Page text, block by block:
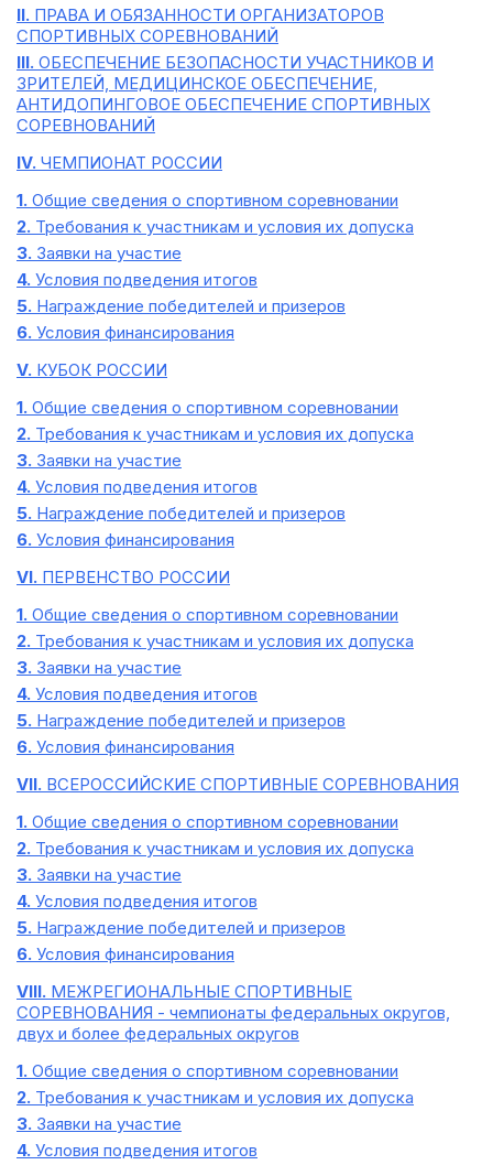
II. ПРАВА И ОБЯЗАННОСТИ ОРГАНИЗАТОРОВ
СПОРТИВНЫХ СОРЕВНОВАНИЙ
III. ОБЕСПЕЧЕНИЕ БЕЗОПАСНОСТИ УЧАСТНИКОВ И
ЗРИТЕЛЕЙ, МЕДИЦИНСКОЕ ОБЕСПЕЧЕНИЕ,
АНТИДОПИНГОВОЕ ОБЕСПЕЧЕНИЕ СПОРТИВНЫХ
СОРЕВНОВАНИЙ
IV. ЧЕМПИОНАТ РОССИИ
1. Общие сведения о спортивном соревновании
2. Требования к участникам и условия их допуска
3. Заявки на участие
4. Условия подведения итогов
5. Награждение победителей и призеров
6. Условия финансирования
V. КУБОК РОССИИ
1. Общие сведения о спортивном соревновании
2. Требования к участникам и условия их допуска
3. Заявки на участие
4. Условия подведения итогов
5. Награждение победителей и призеров
6. Условия финансирования
VI. ПЕРВЕНСТВО РОССИИ
1. Общие сведения о спортивном соревновании
2. Требования к участникам и условия их допуска
3. Заявки на участие
4. Условия подведения итогов
5. Награждение победителей и призеров
6. Условия финансирования
VII. ВСЕРОССИЙСКИЕ СПОРТИВНЫЕ СОРЕВНОВАНИЯ
1. Общие сведения о спортивном соревновании
2. Требования к участникам и условия их допуска
3. Заявки на участие
4. Условия подведения итогов
5. Награждение победителей и призеров
6. Условия финансирования
VIII. МЕЖРЕГИОНАЛЬНЫЕ СПОРТИВНЫЕ
СОРЕВНОВАНИЯ - чемпионаты федеральных округов,
двух и более федеральных округов
1. Общие сведения о спортивном соревновании
2. Требования к участникам и условия их допуска
3. Заявки на участие
4. Условия подведения итогов